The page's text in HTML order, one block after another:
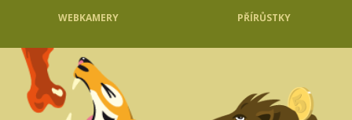
WEBKAMERY PŘÍRŮSTKY